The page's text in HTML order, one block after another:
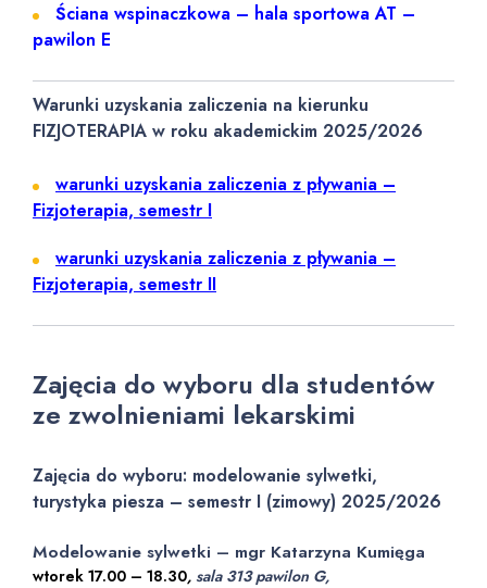
Ściana wspinaczkowa – hala sportowa AT –
pawilon E
Warunki uzyskania zaliczenia na kierunku
FIZJOTERAPIA w roku akademickim 2025/2026
warunki uzyskania zaliczenia z pływania –
Fizjoterapia, semestr I
warunki uzyskania zaliczenia z pływania –
Fizjoterapia, semestr II
Zajęcia do wyboru dla studentów
ze zwolnieniami lekarskimi
Zajęcia do wyboru: modelowanie sylwetki,
turystyka piesza – semestr I (zimowy) 2025/2026
Modelowanie sylwetki – mgr Katarzyna Kumięga
wtorek 17.00 – 18.30, sala 313 pawilon G,